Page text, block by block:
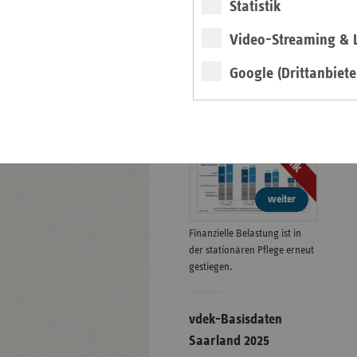
Statistik
Video-Streaming &
Google
Veranstaltungen
Eigenanteile in der
Grafik
weiter
Finanzielle Belastung ist in
der stationären Pflege erneut
gestiegen.
vdek-Basisdaten
Saarland 2025